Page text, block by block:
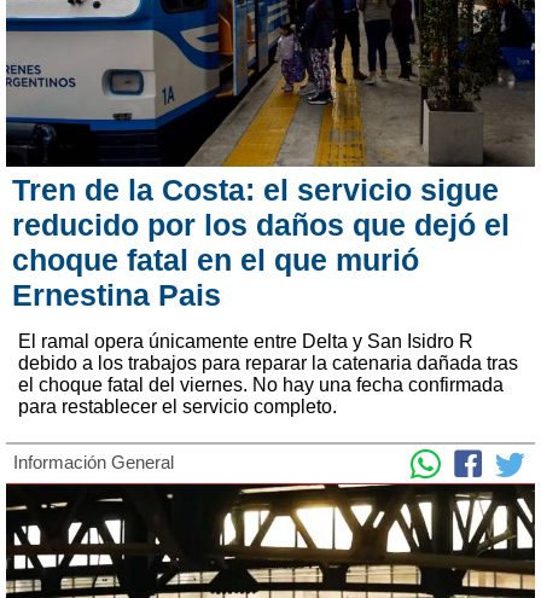
Tren de la Costa: el servicio sigue
reducido por los daños que dejó el
choque fatal en el que murió
Ernestina Pais
El ramal opera únicamente entre Delta y San Isidro R
debido a los trabajos para reparar la catenaria dañada tras
el choque fatal del viernes. No hay una fecha confirmada
para restablecer el servicio completo.
Información General